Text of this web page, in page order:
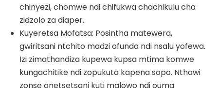
chinyezi, chomwe ndi chifukwa chachikulu cha
zidzolo za diaper.
Kuyeretsa Mofatsa: Posintha matewera,
gwiritsani ntchito madzi ofunda ndi nsalu yofewa.
Izi zimathandiza kupewa kupsa mtima komwe
kungachitike ndi zopukuta kapena sopo. Nthawi
zonse onetsetsani kuti malowo ndi ouma